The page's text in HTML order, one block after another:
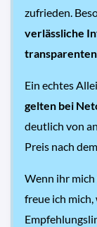
zufrieden.
verlässliche
Ein echtes
gelten bei
deutlich von
Preis nach
Wenn ihr
freue ich